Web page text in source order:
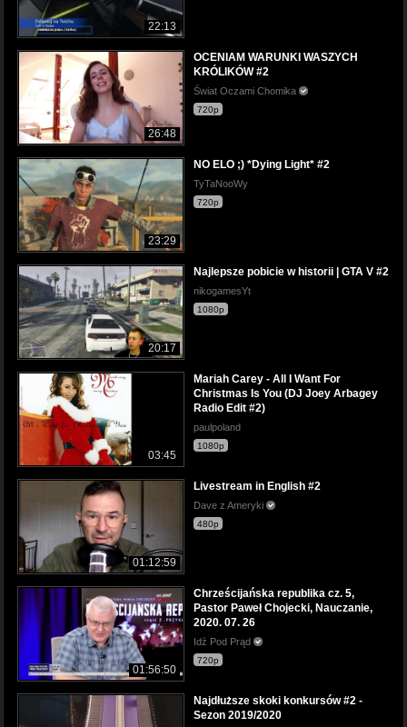
22:13
26:48
OCENIAM WARUNKI WASZYCH
KRÓLIKÓW #2
Świat Oczami Chomika
720p
23:29
NO ELO ;) *Dying Light* #2
TyTaNooWy
720p
20:17
Najlepsze pobicie w historii | GTA V #2
nikogamesYt
1080p
03:45
Mariah Carey - All I Want For
Christmas Is You (DJ Joey Arbagey
Radio Edit #2)
paulpoland
1080p
01:12:59
Livestream in English #2
Dave z Ameryki
480p
01:56:50
Chrześcijańska republika cz. 5,
Pastor Paweł Chojecki, Nauczanie,
2020. 07. 26
Idź Pod Prąd
720p
Najdłuższe skoki konkursów #2 -
Sezon 2019/2020